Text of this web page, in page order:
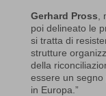
Gerhard Pross
poi delineato le
si tratta di
strutture
della
essere un
in Europa.”